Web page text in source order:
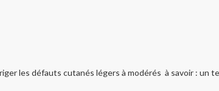
les défauts cutanés légers à modérés à savoir : un